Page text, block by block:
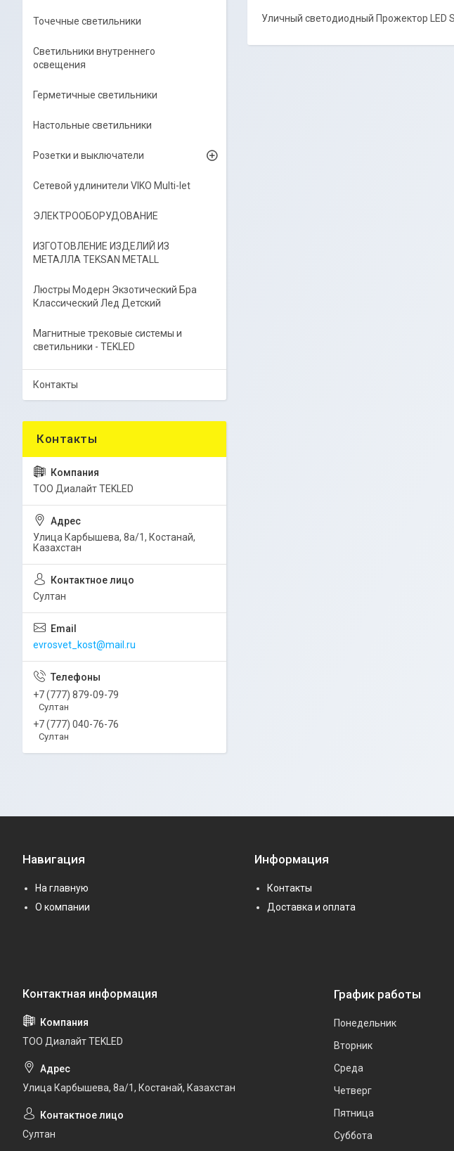
Уличный светодиодный Прожектор LED
Точечные светильники
Светильники внутреннего
освещения
Герметичные светильники
Настольные светильники
Розетки и выключатели
Сетевой удлинители VIKO Multi-let
ЭЛЕКТРООБОРУДОВАНИЕ
ИЗГОТОВЛЕНИЕ ИЗДЕЛИЙ ИЗ
МЕТАЛЛА TEKSAN METALL
Люстры Модерн Экзотический Бра
Классический Лед Детский
Магнитные трековые системы и
светильники - TEKLED
Контакты
ТОО Диалайт TEKLED
Улица Карбышева, 8а/1, Костанай,
Казахстан
Султан
evrosvet_kost@mail.ru
+7 (777) 879-09-79
Султан
+7 (777) 040-76-76
Султан
Навигация
На главную
О компании
Информация
Контакты
Доставка и оплата
ТОО Диалайт TEKLED
Улица Карбышева, 8а/1, Костанай, Казахстан
Султан
График работы
Понедельник
Вторник
Среда
Четверг
Пятница
Суббота